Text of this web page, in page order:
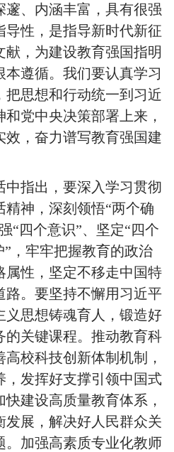
邃、内涵丰富，具有很强
导性，是指导新时代新征
，为建设教育强国指明
遵循。我们要认真学习
把思想和行动统一到习近
党中央决策部署上来，
效，奋力谱写教育强国建
指出，要深入学习贯彻
神，深刻领悟“两个确
“四个意识”、坚定“四个
”，牢牢把握教育的政治
属性，坚定不移走中国特
路。要坚持不懈用习近平
义思想铸魂育人，锻造好
的关键课程。推动教育科
校科技创新体制机制，
，发挥好支撑引领中国式
建设高质量教育体系，
发展，解决好人民群众关
。加强高素质专业化教师